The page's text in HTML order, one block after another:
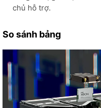
chủ hỗ trợ.
So sánh bảng